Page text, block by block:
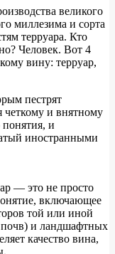
великого
миллезима и сорта
терруара. Кто
Человек. Вот 4
вину: терруар,
пестрят
четкому и внятному
понятия, и
иностранными
— это не просто
включающее
той или иной
почв) и ландшафтных
качество вина,